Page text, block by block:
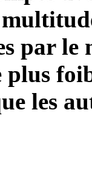
par le
plus
les